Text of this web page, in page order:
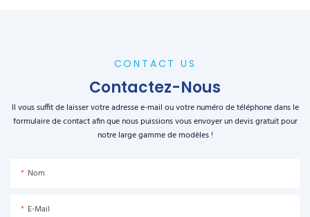
CONTACT US
Contactez-Nous
Il vous suffit de laisser votre adresse e-mail ou votre numéro de téléphone dans le
formulaire de contact afin que nous puissions vous envoyer un devis gratuit pour
notre large gamme de modèles !
Nom
E-Mail